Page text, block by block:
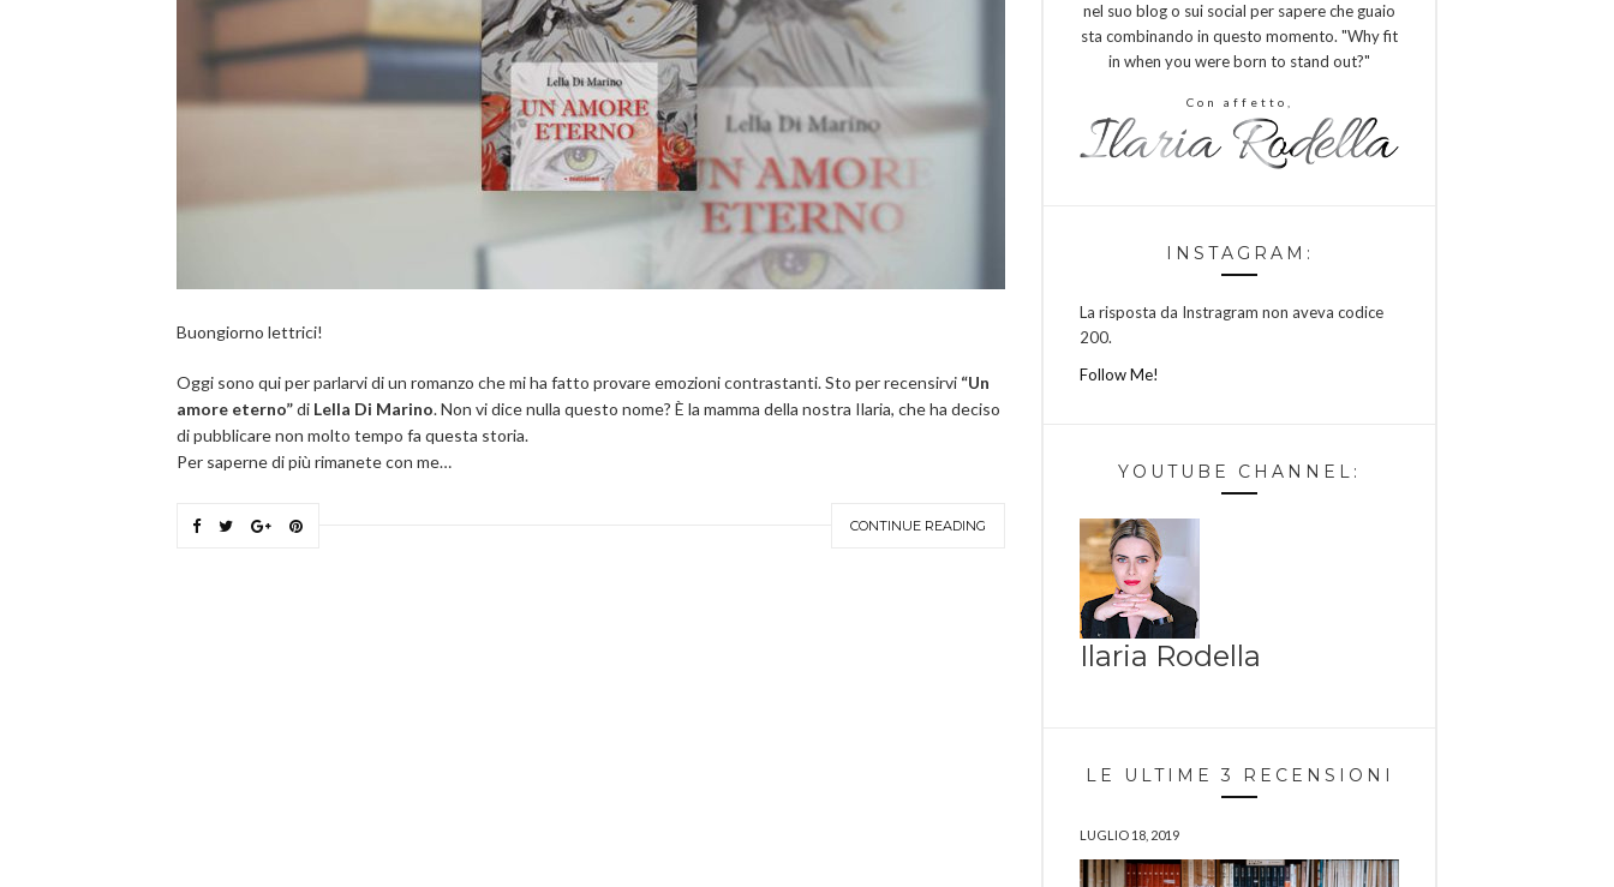
Buongiorno lettrici!
Oggi sono qui per parlarvi di un romanzo che mi ha fatto provare emozioni contrastanti. Sto per recensirvi “Un
amore eterno”di Lella Di Marino. Non vi dice nulla questo nome? È la mamma della nostra Ilaria, che ha deciso
di pubblicare non molto tempo fa questa storia.
Per saperne di più rimanete con me…
CONTINUE READING
nel suo blog o sui social per sapere che guaio
sta combinando in questo momento. "Why fit
in when you were born to stand out?"
Con affetto,
INSTAGRAM:
La risposta da Instragram non aveva codice
200.
Follow Me!
YOUTUBE CHANNEL:
Ilaria Rodella
LE ULTIME 3 RECENSIONI
LUGLIO 18, 2019